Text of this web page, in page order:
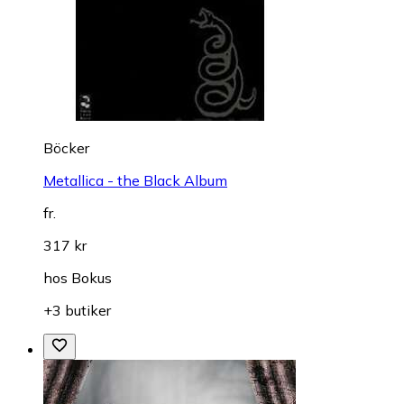
Böcker
Metallica - the Black Album
fr.
317 kr
hos Bokus
+3 butiker